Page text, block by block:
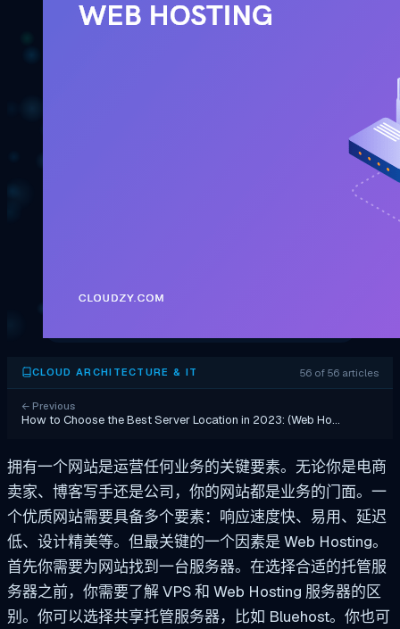
CLOUD ARCHITECTURE & IT 56 of 56 articles
← Previous
How to Choose the Best Server Location in 2023: (Web Ho…
拥有一个网站是运营任何业务的关键要素。无论你是电商
卖家、博客写手还是公司，你的网站都是业务的门面。一
个优质网站需要具备多个要素：响应速度快、易用、延迟
低、设计精美等。但最关键的一个因素是 Web Hosting。
首先你需要为网站找到一台服务器。在选择合适的托管服
务器之前，你需要了解 VPS 和 Web Hosting 服务器的区
别。你可以选择共享托管服务器，比如 Bluehost。你也可